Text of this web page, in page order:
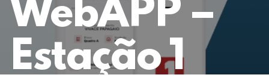
WebAPP –
Estação 1